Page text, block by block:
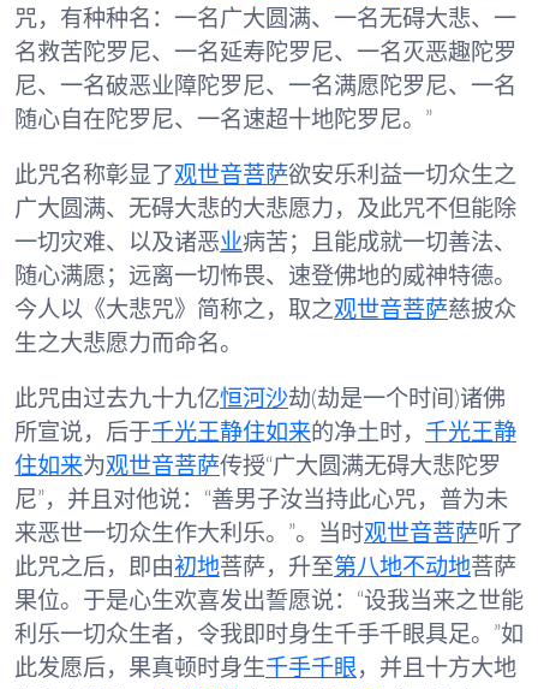
咒，有种种名：一名广大圆满、一名无碍大悲、一
名救苦陀罗尼、一名延寿陀罗尼、一名灭恶趣陀罗
尼、一名破恶业障陀罗尼、一名满愿陀罗尼、一名
随心自在陀罗尼、一名速超十地陀罗尼。”
此咒名称彰显了观世音菩萨欲安乐利益一切众生之
广大圆满、无碍大悲的大悲愿力，及此咒不但能除
一切灾难、以及诸恶业病苦；且能成就一切善法、
随心满愿；远离一切怖畏、速登佛地的威神特德。
今人以《大悲咒》简称之，取之观世音菩萨慈披众
生之大悲愿力而命名。
此咒由过去九十九亿恒河沙劫(劫是一个时间)诸佛
所宣说，后于千光王静住如来的净土时， 千光王静
住如来为观世音菩萨传授“广大圆满无碍大悲陀罗
尼”，并且对他说：“善男子汝当持此心咒，普为未
来恶世一切众生作大利乐。”。当时观世音菩萨听了
此咒之后，即由 初地菩萨，升至第八地不动地菩萨
果位。于是心生欢喜发出誓愿说：“设我当来之世能
利乐一切众生者，令我即时身生千手千眼具足。”如
此发愿后，果真顿时身生千手千眼 ，并且十方大地